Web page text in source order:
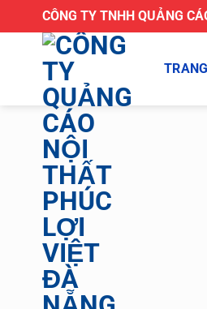
qua
CÔNG TY TNHH QUẢNG